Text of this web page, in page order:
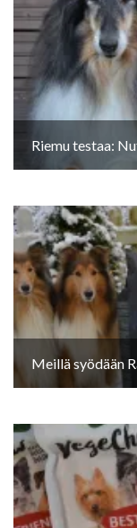
Riemu testaa:
Meillä syödään